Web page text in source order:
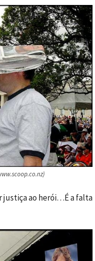
justiça ao herói…É a falta